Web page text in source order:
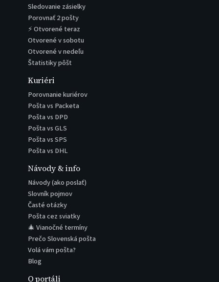
Sledovanie zásielky
Porovnať 2 pošty
⚡ Otvorené teraz
Otvorené v sobotu
Otvorené v nedeľu
Štatistiky pôšt
Kuriéri
Porovnanie kuriérov
Pošta vs Packeta
Pošta vs DPD
Pošta vs GLS
Pošta vs SPS
Pošta vs DHL
Návody & info
Návody (ako poslať)
Slovník pojmov
Časté otázky
Pošta cez sviatky
🎄 Vianočné termíny
Prečo Slovenská pošta
Volá vám pošta?
Blog
O portáli